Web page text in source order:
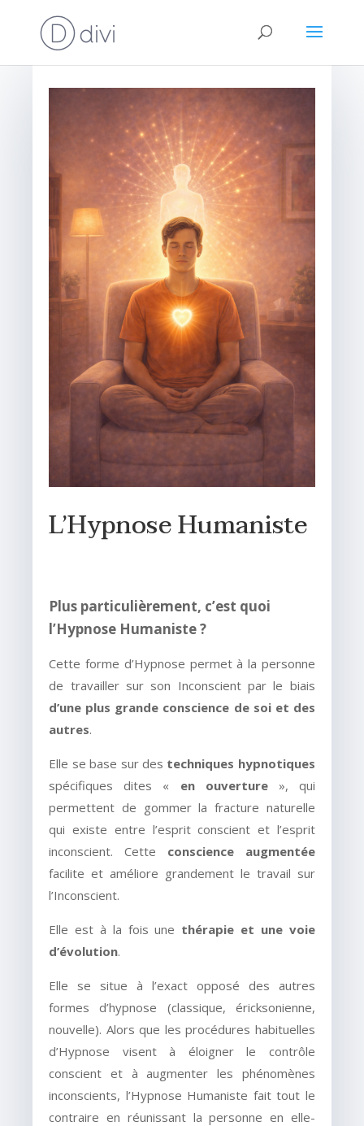
L’Hypnose Humaniste
Plus particulièrement, c’est quoi
l’Hypnose Humaniste ?
Cette forme d’Hypnose permet à la personne
de travailler sur son Inconscient par le biais
d’une plus grande conscience de soi et des
autres.
Elle se base sur des techniques hypnotiques
spécifiques dites « en ouverture», qui
permettent de gommer la fracture naturelle
qui existe entre l’esprit conscient et l’esprit
inconscient. Cette conscience augmentée
facilite et améliore grandement le travail sur
l’Inconscient.
Elle est à la fois une thérapie et une voie
d’évolution.
Elle se situe à l’exact opposé des autres
formes d’hypnose (classique, éricksonienne,
nouvelle). Alors que les procédures habituelles
d’Hypnose visent à éloigner le contrôle
conscient et à augmenter les phénomènes
inconscients, l’Hypnose Humaniste fait tout le
contraire en réunissant la personne en elle-